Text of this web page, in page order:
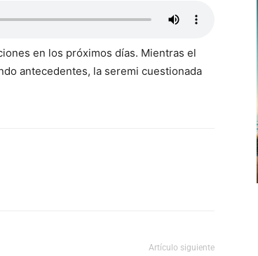
en los próximos días. Mientras el
antecedentes, la seremi cuestionada
Artículo siguiente